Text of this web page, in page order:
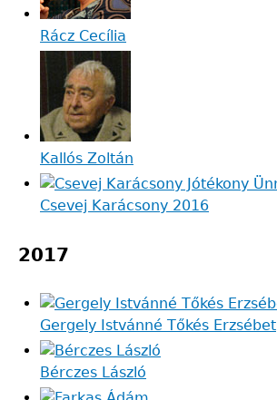
Rácz Cecília
Kallós Zoltán
Csevej Karácsony 2016
2017
Gergely Istvánné Tőkés Erzsébet
Bérczes László